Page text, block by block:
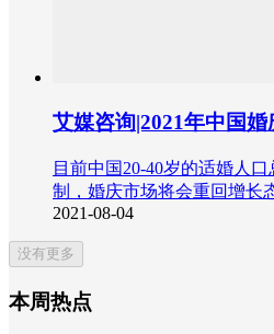
艾媒咨询|2021年中国
目前中国20-40岁的适婚人
制，婚庆市场将会重回增长
2021-08-04
没有更多
本周热点